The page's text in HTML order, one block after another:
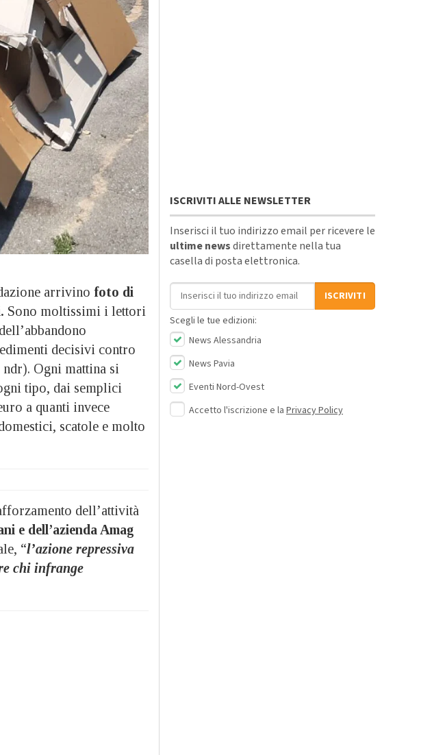
arrivino foto di
Sono moltissimi i lettori
decisivi contro
Ogni mattina si
tipo, dai semplici
a quanti invece
scatole e molto
dell’attività
e dell’azienda Amag
“l’azione repressiva
chi infrange
ISCRIVITI ALLE NEWSLETTER
Inserisci il tuo indirizzo email per ricevere le
ultime newsdirettamente nella tua
casella di posta elettronica.
Indirizzo email
ISCRIVITI
Scegli le tue edizioni:
News Alessandria
News Pavia
Eventi Nord-Ovest
Accetto l'iscrizione e la Privacy Policy